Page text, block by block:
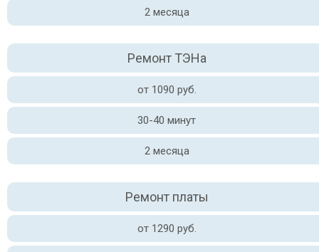
2 месяца
Ремонт ТЭНа
от 1090 руб.
30-40 минут
2 месяца
Ремонт платы
от 1290 руб.